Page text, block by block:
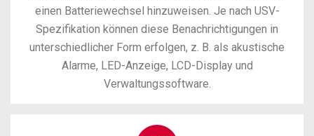
einen Batteriewechsel hinzuweisen. Je nach USV-
Spezifikation können diese Benachrichtigungen in
unterschiedlicher Form erfolgen, z. B. als akustische
Alarme, LED-Anzeige, LCD-Display und
Verwaltungssoftware.